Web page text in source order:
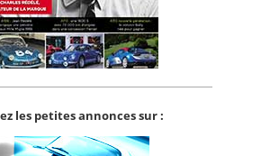
les petites annonces sur :